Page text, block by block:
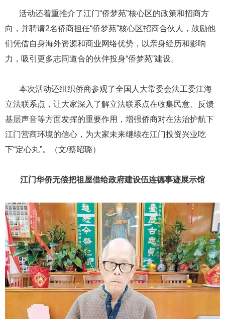
​​​​​​​ ​​​​​​​活动还着重推介了江门“侨梦苑”核心区的政策和招商方
向，并聘请2名侨商担任“侨梦苑”核心区招商合伙人，鼓励他
们凭借自身海外资源和商业网络优势，以亲身经历和影响
力，吸引更多志同道合的伙伴投身“侨梦苑”建设。
​​​​​​​ ​​​​​​​本次活动还组织侨商参观了全国人大常委会法工委江海
立法联系点，让大家深入了解立法联系点在收集民意、反馈
基层声音等方面发挥的重要作用，增强侨商对在法治护航下
江门营商环境的信心，为大家未来继续在江门投资兴业吃
下“定心丸”。（文/蔡昭璐）
江门华侨无偿把祖屋借给政府建设伍连德事迹展示馆